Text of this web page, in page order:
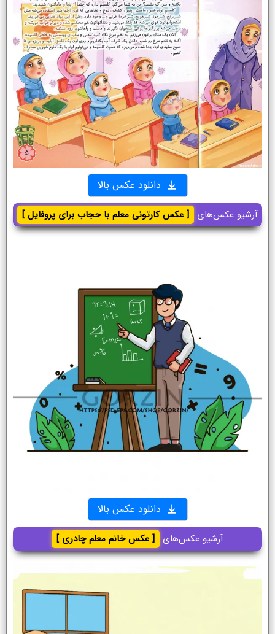
دانلود عکس بالا
آرشیو عکس‌های [ عکس کارتونی معلم با حجاب برای پروفایل ]
دانلود عکس بالا
آرشیو عکس‌های [ عکس خانم معلم چادری ]